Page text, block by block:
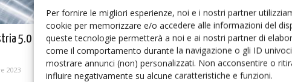
Per fornire le migliori esperienze, noi e i nostri partner
cookie per memorizzare e/o accedere alle informazioni del
queste tecnologie permetterà a noi e ai nostri partner di
come il comportamento durante la navigazione o gli ID
mostrare annunci (non) personalizzati. Non acconsentire o
influire negativamente su alcune caratteristiche e funzioni.
5.0 human
2023
Arrow University 2023: iscrizioni aperte
Massimiliano Luce - 21 Settembre 2023